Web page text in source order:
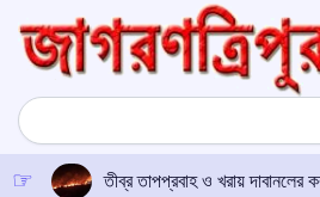
content
Search
তীব্র তাপপ্রবাহ ও খরায় দাবানলের